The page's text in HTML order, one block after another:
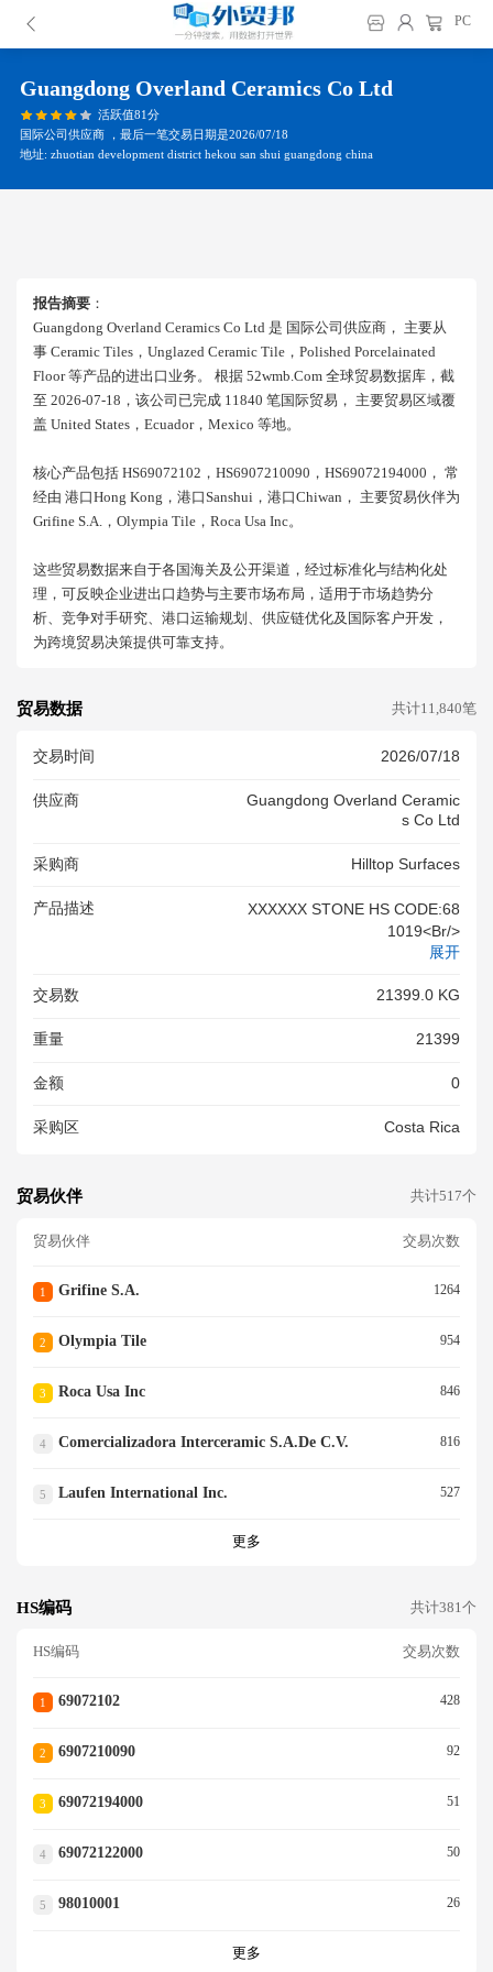
PC
Guangdong Overland Ceramics Co Ltd
活跃值81分
国际公司供应商 ，最后一笔交易日期是2026/07/18
地址: zhuotian development district hekou san shui guangdong china
报告摘要 ：
Guangdong Overland Ceramics Co Ltd 是 国际公司供应商， 主要从
事 Ceramic Tiles，unglazed Ceramic Tile，polished Porcelainated
Floor 等产品的进出口业务。 根据 52wmb.com 全球贸易数据库，截
至 2026-07-18，该公司已完成 11840 笔国际贸易， 主要贸易区域覆
盖 United States，ecuador，mexico 等地。
核心产品包括 HS69072102，HS6907210090，HS69072194000， 常
经由 港口hong Kong，港口sanshui，港口chiwan， 主要贸易伙伴为
Grifine S.a.，olympia Tile，roca Usa Inc。
这些贸易数据来自于各国海关及公开渠道，经过标准化与结构化处
理，可反映企业进出口趋势与主要市场布局，适用于市场趋势分
析、竞争对手研究、港口运输规划、供应链优化及国际客户开发，
为跨境贸易决策提供可靠支持。
贸易数据 共计11,840笔
交易时间 2026/07/18
供应商
Guangdong Overland Ceramic
S Co Ltd
采购商 Hilltop Surfaces
产品描述
XXXXXX STONE HS CODE:68
1019<br/>
展开
交易数 21399.0 KG
重量 21399
金额 0
采购区 Costa Rica
贸易伙伴 共计517个
贸易伙伴 交易次数
1 Grifine S.a. 1264
2 Olympia Tile 954
3 Roca Usa Inc 846
4 Comercializadora Interceramic S.a.de C.v. 816
5 Laufen International Inc. 527
更多
HS编码 共计381个
HS编码 交易次数
1 69072102 428
2 6907210090 92
3 69072194000 51
4 69072122000 50
5 98010001 26
更多